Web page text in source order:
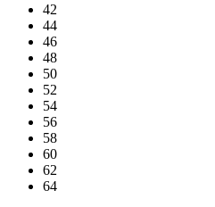
42
44
46
48
50
52
54
56
58
60
62
64